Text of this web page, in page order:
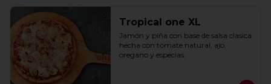
Tropical one XL
Jamón y piña con base de salsa clasica
hecha con tomate natural, ajo,
oregano y especias.